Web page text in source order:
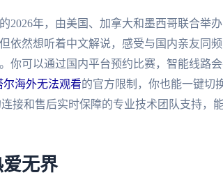
2026年，由美国、加拿大和墨西哥联合举
依然想听着中文解说，感受与国内亲友同
你可以通过国内平台预约比赛，智能线路
尔海外无法观看的官方限制，你也能一键切
接和售后实时保障的专业技术团队支持，
无界